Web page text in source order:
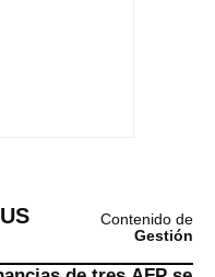
Contenido de
Gestión